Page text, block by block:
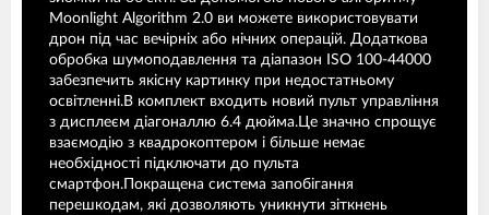
Moonlight Algorithm 2.0 ви можете використовувати
дрон під час вечірніх або нічних операцій. Додаткова
обробка шумоподавлення та діапазон ISO 100-44000
забезпечить якісну картинку при недостатньому
освітленні.В комплект входить новий пульт управління
з дисплеєм діагоналлю 6.4 дюйма.Це значно спрощує
взаємодію з квадрокоптером і більше немає
необхідності підключати до пульта
смартфон.Покращена система запобігання
перешкодам, які дозволяють уникнути зіткнень